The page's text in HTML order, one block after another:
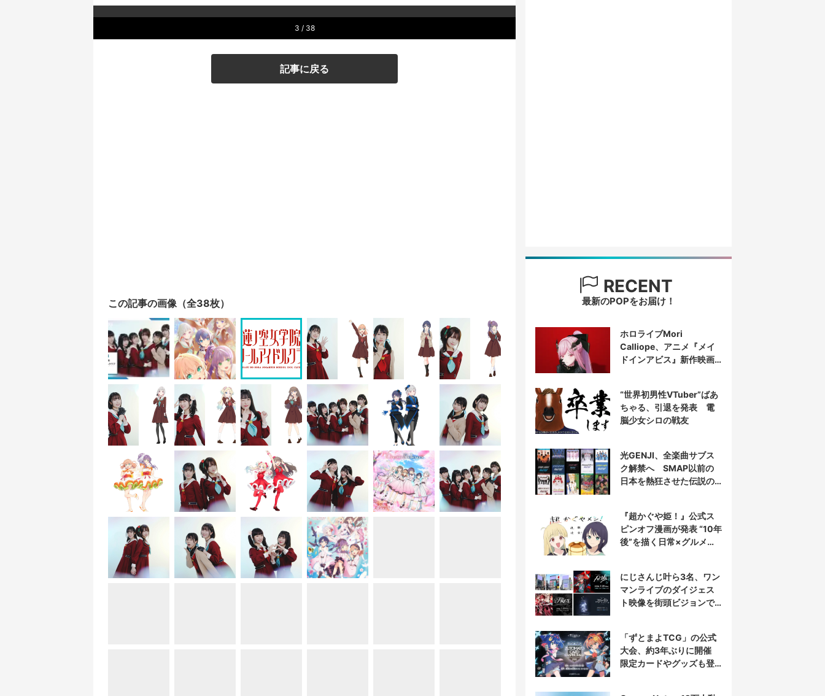
3 / 38
記事に戻る
この記事の画像（全38枚）
RECENT
最新のPOPをお届け！
ホロライブMori
Calliope、アニメ『メイ
ドインアビス』新作映画
“世界初男性VTuber”ばあ
ちゃる、引退を発表 電
脳少女シロの戦友
光GENJI、全楽曲サブス
ク解禁へ SMAP以前の
日本を熱狂させた伝説の
『超かぐや姫！』公式ス
ピンオフ漫画が発表 “10年
後”を描く日常×グルメ作
にじさんじ叶ら3名、ワン
マンライブのダイジェス
ト映像を街頭ビジョンで
「ずとまよTCG」の公式
大会、約3年ぶりに開催
限定カードやグッズも登